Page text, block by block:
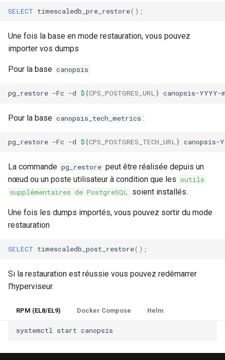
SELECT timescaledb_pre_restore();
Une fois la base en mode restauration, vous pouvez
importer vos dumps
Pour la base canopsis
pg_restore -Fc -d ${CPS_POSTGRES_URL}
Pour la base canopsis_tech_metrics :
pg_restore -Fc -d ${CPS_POSTGRES_TECH_URL}
La commande pg_restore peut être réalisée depuis un
nœud ou un poste utilisateur à condition que les outils
supplémentaires de PostgreSQL soient installés.
Une fois les dumps importés, vous pouvez sortir du mode
restauration
SELECT timescaledb_post_restore();
Si la restauration est réussie vous pouvez redémarrer
l'hyperviseur.
RPM (EL8/EL9) Docker Compose Helm
systemctl start